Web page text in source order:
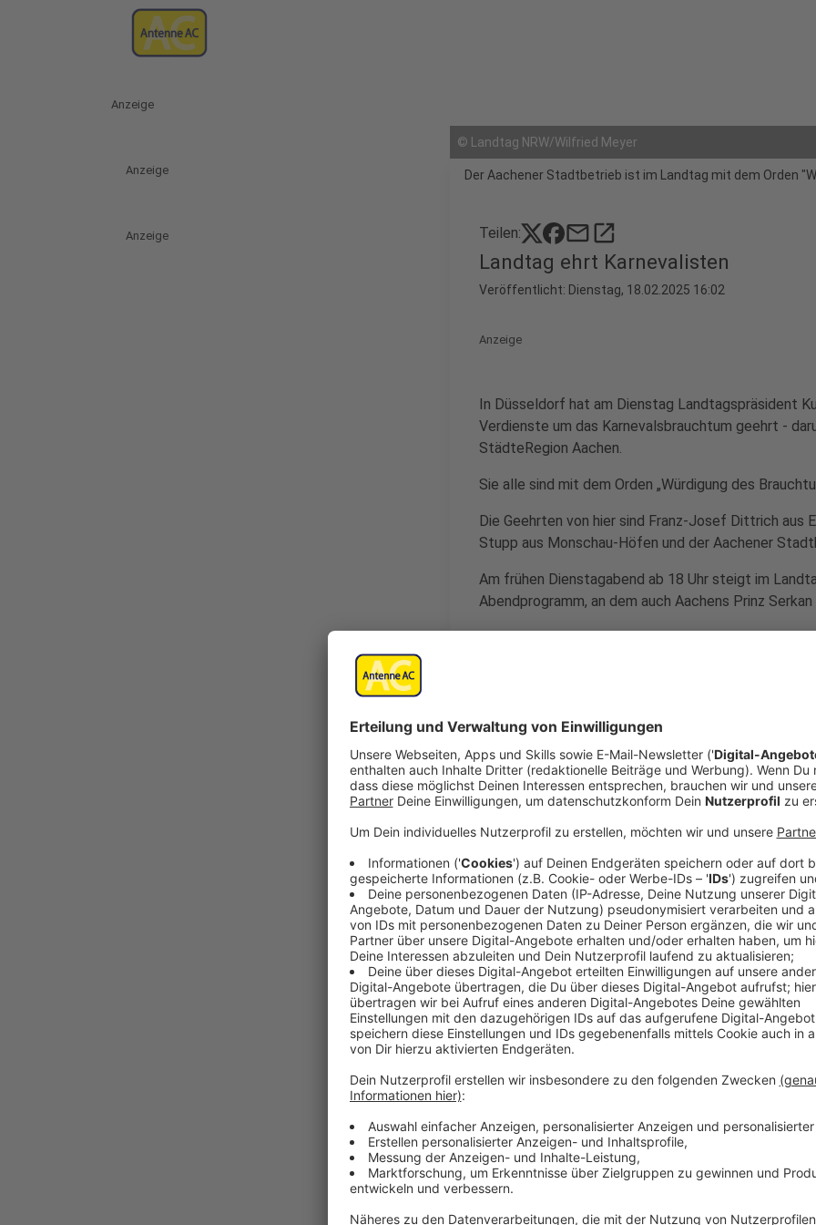
Anzeige
Anzeige
Anzeige
© Landtag NRW/Wilfried Meyer
Der Aachener Stadtbetrieb ist im Landtag mit dem Orden
Teilen: mailopen_in_new
Landtag ehrt Karnevalisten
Veröffentlicht: Dienstag, 18.02.2025 16:02
Anzeige
In Düsseldorf hat am Dienstag Landtagspräsident
Verdienste um das Karnevalsbrauchtum geehrt -
StädteRegion Aachen.
Sie alle sind mit dem Orden „Würdigung des
Die Geehrten von hier sind Franz-Josef Dittrich aus
Stupp aus Monschau-Höfen und der Aachener
Am frühen Dienstagabend ab 18 Uhr steigt im
Abendprogramm, an dem auch Aachens Prinz
Franz-Josef Dittrich aus Eschweiler hat im Landtag den
©Landtag NRW/Wilfried Meyer
Dieter Stupp aus Monschau-Höfen hat im Landtag den